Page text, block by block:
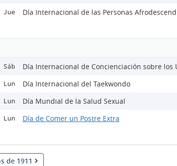
Jue Día Internacional de las Personas
Sáb Día Internacional de Concienciación sobre los
Lun Día Internacional del Taekwondo
Lun Día Mundial de la Salud Sexual
Lun Día de Comer un Postre Extra
de 1911